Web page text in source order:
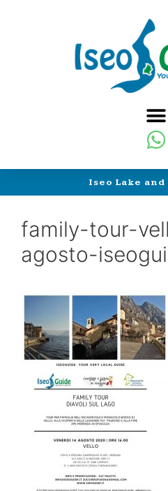
Iseo Lake
family-tour-
agosto-